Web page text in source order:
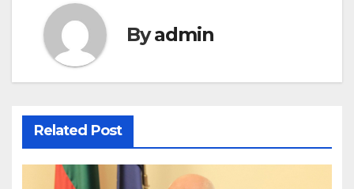
Byadmin
Related Post